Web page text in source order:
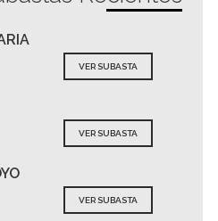
VER SUBASTA
VER SUBASTA
VER SUBASTA